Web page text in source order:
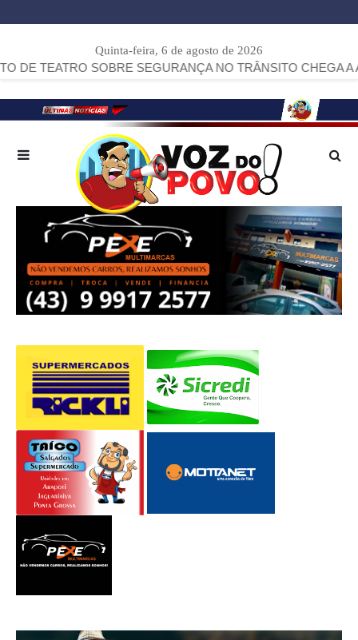
Quinta-feira, 6 de agosto de 2026
SOBRE SEGURANÇA NO TRÂNSITO CHEGA A ARAPOTI. >>